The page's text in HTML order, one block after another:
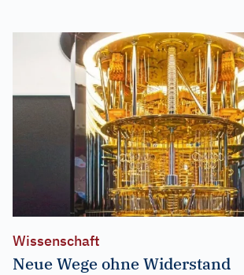
Wissenschaft
Neue Wege ohne Widerstand